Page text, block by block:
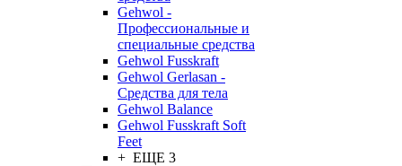
Gehwol -
Профессиональные и
специальные средства
Gehwol Fusskraft
Gehwol Gerlasan -
Средства для тела
Gehwol Balance
Gehwol Fusskraft Soft
Feet
+ ЕЩЕ 3